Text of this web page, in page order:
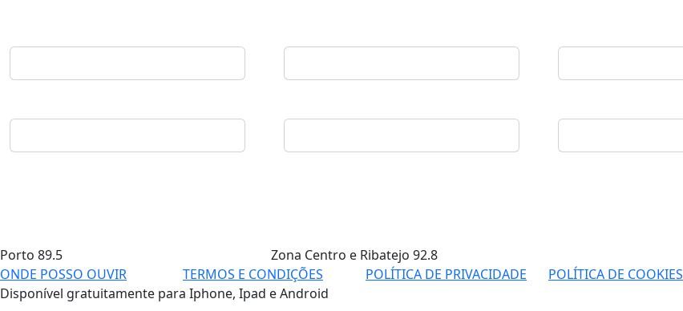
Porto 89.5 Zona Centro e Ribatejo 92.8
ONDE POSSO OUVIR
TERMOS E CONDIÇÕES POLÍTICA DE PRIVACIDADE POLÍTICA DE COOKIES
Disponível gratuitamente para Iphone, Ipad e Android